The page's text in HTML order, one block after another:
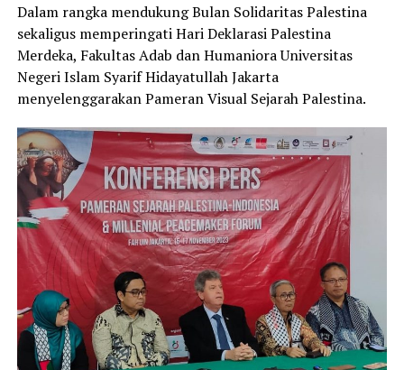
Dalam rangka mendukung Bulan Solidaritas Palestina
sekaligus memperingati Hari Deklarasi Palestina
Merdeka, Fakultas Adab dan Humaniora Universitas
Negeri Islam Syarif Hidayatullah Jakarta
menyelenggarakan Pameran Visual Sejarah Palestina.